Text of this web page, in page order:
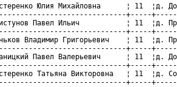
Юлия Михайловна      ¦ 11
+-----
Павел Ильич           ¦ 11
+-----
Владимир Григорьевич    ¦ 11
+-----
Павел Валерьевич      ¦ 11
+-----
Татьяна Викторовна   ¦ 11
+-----